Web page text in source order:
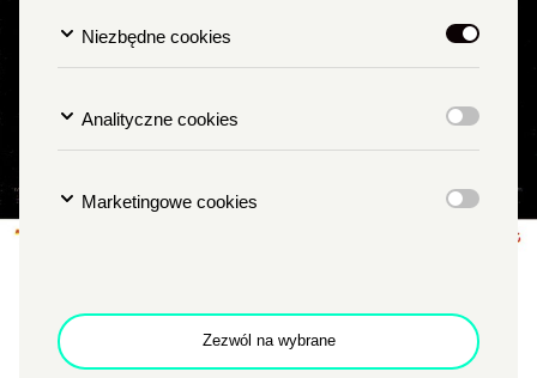
Włoskie wakacje na ekranie:
Wielkie piękno
Niezbędne cookies
Analityczne cookies
Marketingowe cookies
Zezwól na wybrane